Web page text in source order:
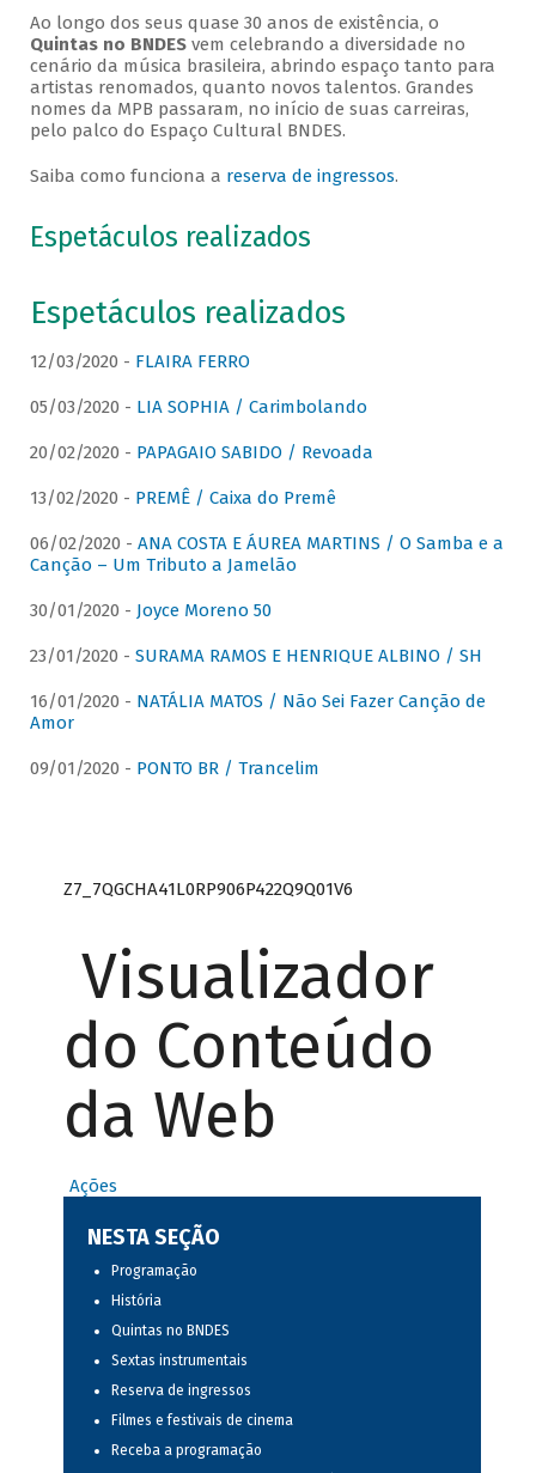
Ao longo dos seus quase 30 anos de existência, o
Quintas no BNDESvem celebrando a diversidade no
cenário da música brasileira, abrindo espaço tanto para
artistas renomados, quanto novos talentos. Grandes
nomes da MPB passaram, no início de suas carreiras,
pelo palco do Espaço Cultural BNDES.
Saiba como funciona a reserva de ingressos.
Espetáculos realizados
Espetáculos realizados
12/03/2020 - FLAIRA FERRO
05/03/2020 - LIA SOPHIA / Carimbolando
20/02/2020 - PAPAGAIO SABIDO / Revoada
13/02/2020 - PREMÊ / Caixa do Premê
06/02/2020 - ANA COSTA E ÁUREA MARTINS / O Samba e a
Canção – Um Tributo a Jamelão
30/01/2020 - Joyce Moreno 50
23/01/2020 - SURAMA RAMOS E HENRIQUE ALBINO / SH
16/01/2020 - NATÁLIA MATOS / Não Sei Fazer Canção de
Amor
09/01/2020 - PONTO BR / Trancelim
Z7_7QGCHA41L0RP906P422Q9Q01V6
Visualizador
do Conteúdo
da Web
Ações
NESTA SEÇÃO
Programação
História
Quintas no BNDES
Sextas instrumentais
Reserva de ingressos
Filmes e festivais de cinema
Receba a programação